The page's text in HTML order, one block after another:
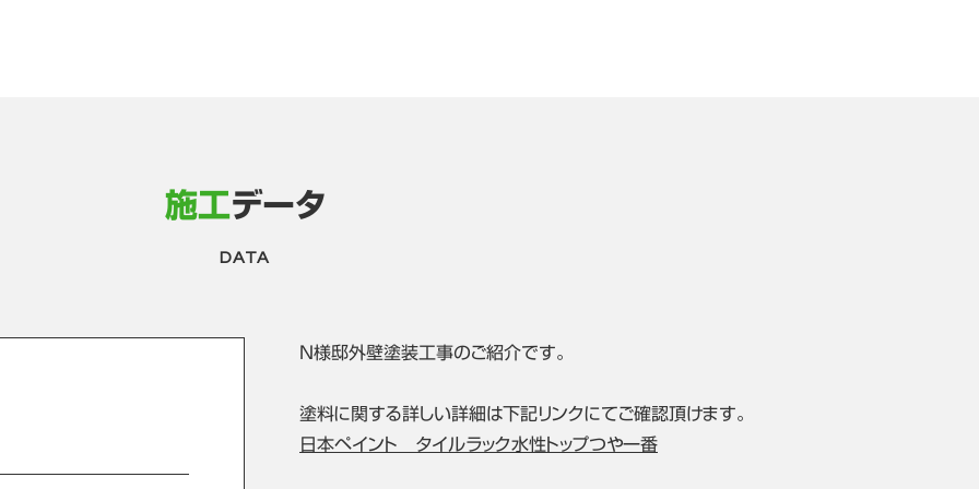
施工データ
DATA
N様邸外壁塗装工事のご紹介です。
塗料に関する詳しい詳細は下記リンクにてご確認頂けます。
日本ペイント タイルラック水性トップつや一番